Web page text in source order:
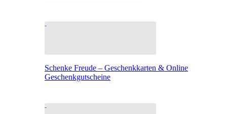
Schenke Freude – Geschenkkarten & Online
Geschenkgutscheine